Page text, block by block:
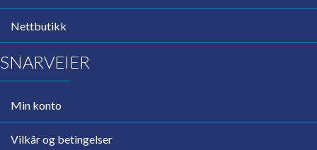
Nettbutikk
SNARVEIER
Min konto
Vilkår og betingelser